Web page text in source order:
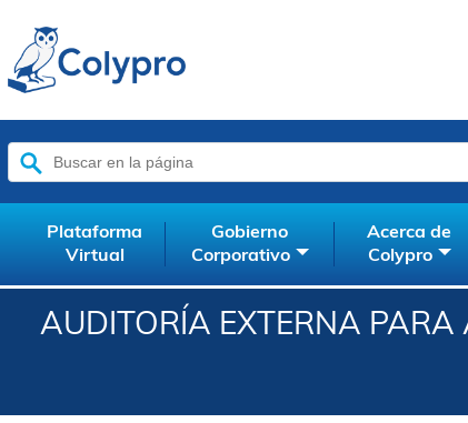
Buscar:
Plataforma
Virtual
Gobierno
Corporativo
Acerca de
Colypro
AUDITORÍA EXTERNA PARA